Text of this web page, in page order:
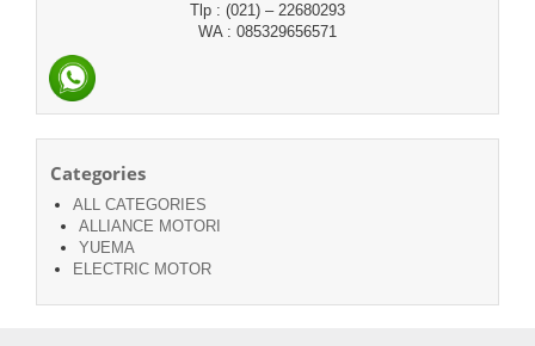
Tlp : (021) – 22680293
WA : 085329656571
Categories
ALL CATEGORIES
ALLIANCE MOTORI
YUEMA
ELECTRIC MOTOR